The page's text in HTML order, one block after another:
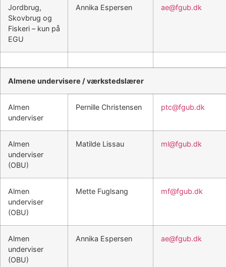
Jordbrug,
Skovbrug og
Fiskeri – kun på
EGU
Annika Espersen ae@fgub.dk
Almene undervisere / værkstedslærer
Almen
underviser
Pernille Christensen ptc@fgub.dk
Almen
underviser
(OBU)
Matilde Lissau ml@fgub.dk
Almen
underviser
(OBU)
Mette Fuglsang mf@fgub.dk
Almen
underviser
(OBU)
Annika Espersen ae@fgub.dk